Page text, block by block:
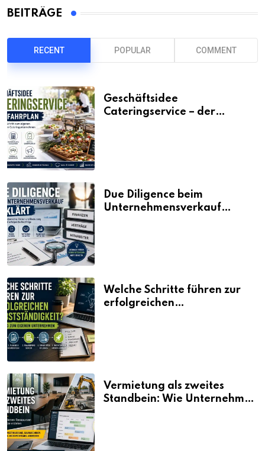
BEITRÄGE
RECENT POPULAR COMMENT
Geschäftsidee
Cateringservice – der
Due Diligence beim
Unternehmensverkauf
Welche Schritte führen zur
erfolgreichen
Vermietung als zweites
Standbein: Wie Unternehmen